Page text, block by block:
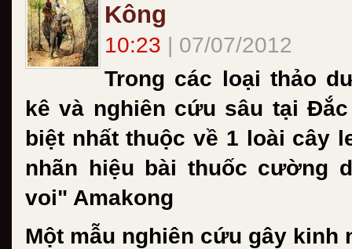
Kông
10:23 | 07/07/2012
Trong các loại thảo
kê và nghiên cứu sâu tại
biệt nhất thuộc về 1 loài cây
nhãn hiệu bài thuốc cường
voi" Amakong
Một mẫu nghiên cứu gây kinh